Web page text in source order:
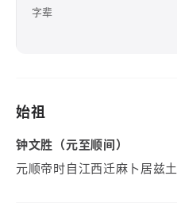
字辈
始祖
钟文胜（元至顺间）
元顺帝时自江西迁麻卜居兹土